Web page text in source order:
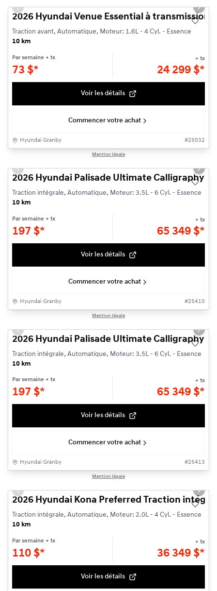
Previous slide Next
2026 Hyundai Venue Essential à
Traction avant, Automatique, Moteur: 1.6L - 4 Cyl. - Essence
10 km
Par semaine + tx
73 $*
+ tx
24 299 $*
Voir les détails
Commencer votre achat
Hyundai Granby #25032
Mention légale
Previous slide Next
2026 Hyundai Palisade Ultimate Calligraphy
Traction intégrale, Automatique, Moteur: 3.5L - 6 Cyl. - Essence
10 km
Par semaine + tx
197 $*
+ tx
65 349 $*
Voir les détails
Commencer votre achat
Hyundai Granby #25410
Mention légale
Previous slide Next
2026 Hyundai Palisade Ultimate Calligraphy
Traction intégrale, Automatique, Moteur: 3.5L - 6 Cyl. - Essence
10 km
Par semaine + tx
197 $*
+ tx
65 349 $*
Voir les détails
Commencer votre achat
Hyundai Granby #25413
Mention légale
Previous slide Next
2026 Hyundai Kona Preferred Traction
Traction intégrale, Automatique, Moteur: 2.0L - 4 Cyl. - Essence
10 km
Par semaine + tx
110 $*
+ tx
36 349 $*
Voir les détails